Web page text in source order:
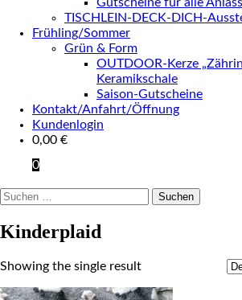
Gutscheine für alle
TISCHLEIN-DECK-DICH-
Frühling/Sommer
Grün & Form
OUTDOOR-Kerze
Keramikschale
Saison-Gutscheine
Kontakt/Anfahrt/Öffnung
Kundenlogin
0,00 €
0
Suchen
Kinderplaid
Showing the single result